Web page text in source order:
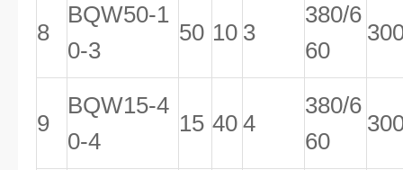
8
BQW50-1
0-3
50 10 3
380/6
60
9
BQW15-4
0-4
15 40 4
380/6
60